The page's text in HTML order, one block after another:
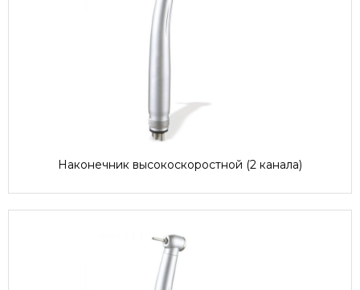
Наконечник высокоскоростной (2 канала)